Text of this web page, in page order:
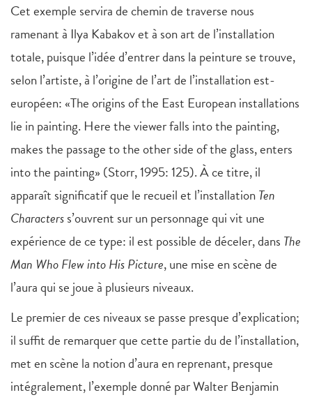
Cet exemple servira de chemin de traverse nous
ramenant à Ilya Kabakov et à son art de l’installation
totale, puisque l’idée d’entrer dans la peinture se trouve,
selon l’artiste, à l’origine de l’art de l’installation est-
européen: «The origins of the East European installations
lie in painting. Here the viewer falls into the painting,
makes the passage to the other side of the glass, enters
into the painting» (Storr, 1995: 125). À ce titre, il
apparaît significatif que le recueil et l’installationTen
Characterss’ouvrent sur un personnage qui vit une
expérience de ce type: il est possible de déceler, dans The
Man Who Flew into His Picture, une mise en scène de
l’aura qui se joue à plusieurs niveaux.
Le premier de ces niveaux se passe presque d’explication;
il suffit de remarquer que cette partie du de l’installation,
met en scène la notion d’aura en reprenant, presque
intégralement, l’exemple donné par Walter Benjamin